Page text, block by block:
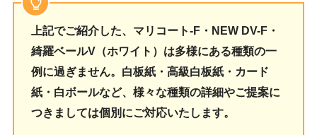
上記でご紹介した、マリコート-F・NEW DV-F・
綺羅ベールV（ホワイト）は多様にある種類の一
例に過ぎません。白板紙・高級白板紙・カード
紙・白ボールなど、様々な種類の詳細やご提案に
つきましては個別にご対応いたします。